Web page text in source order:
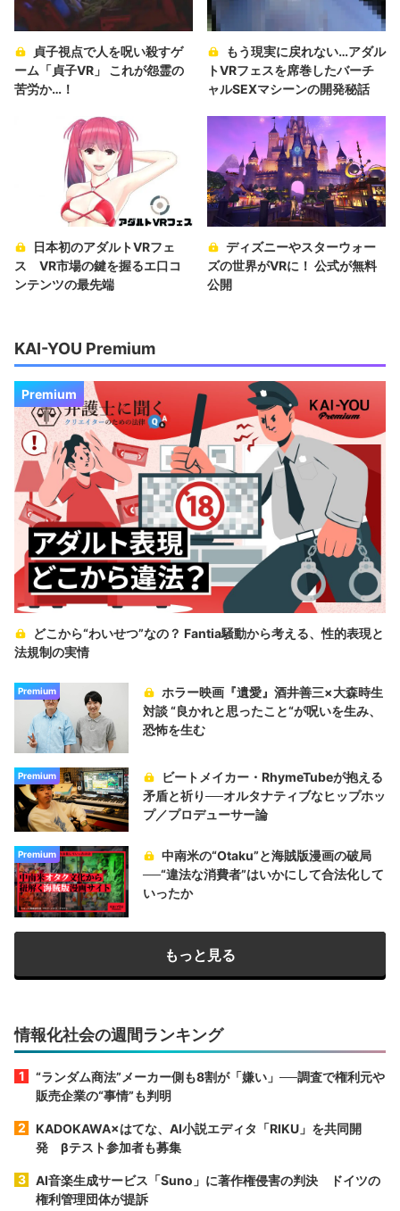
貞子視点で人を呪い殺すゲ
ーム「貞子VR」 これが怨霊の
苦労か…！
もう現実に戻れない…アダル
トVRフェスを席巻したバーチ
ャルSEXマシーンの開発秘話
日本初のアダルトVRフェ
ス VR市場の鍵を握るエ口コ
ンテンツの最先端
ディズニーやスターウォー
ズの世界がVRに！ 公式が無料
公開
KAI-YOU Premium
Premium
どこから“わいせつ”なの？ Fantia騒動から考える、性的表現と
法規制の実情
Premium
ホラー映画『遺愛』酒井善三×大森時生
対談 “良かれと思ったこと“が呪いを生み、
恐怖を生む
Premium
ビートメイカー・RhymeTubeが抱える
矛盾と祈り──オルタナティブなヒップホッ
プ／プロデューサー論
Premium
中南米の“Otaku”と海賊版漫画の破局
──“違法な消費者”はいかにして合法化して
いったか
もっと見る
情報化社会の週間ランキング
“ランダム商法”メーカー側も8割が「嫌い」──調査で権利元や
販売企業の“事情”も判明
KADOKAWA×はてな、AI小説エディタ「RIKU」を共同開
発 βテスト参加者も募集
AI音楽生成サービス「Suno」に著作権侵害の判決 ドイツの
権利管理団体が提訴